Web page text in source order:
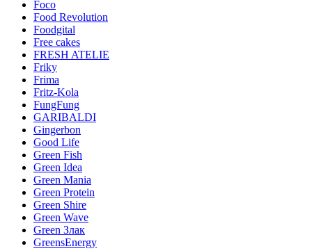
Foco
Food Revolution
Foodgital
Free cakes
FRESH ATELIE
Friky
Frima
Fritz-Kola
FungFung
GARIBALDI
Gingerbon
Good Life
Green Fish
Green Idea
Green Mania
Green Protein
Green Shire
Green Wave
Green Злак
GreensEnergy